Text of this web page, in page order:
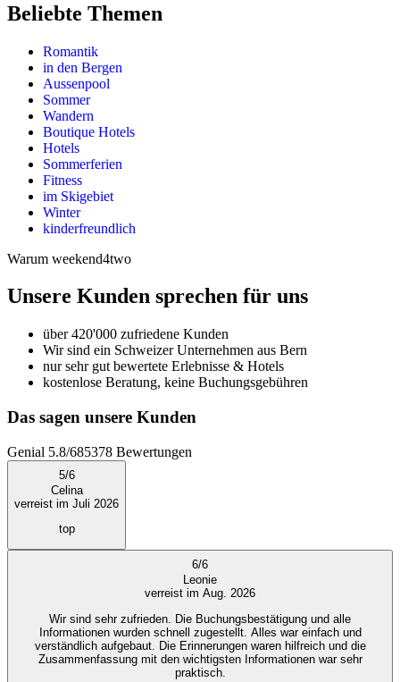
Beliebte Themen
Romantik
in den Bergen
Aussenpool
Sommer
Wandern
Boutique Hotels
Hotels
Sommerferien
Fitness
im Skigebiet
Winter
kinderfreundlich
Warum weekend4two
Unsere Kunden sprechen für uns
über 420'000 zufriedene Kunden
Wir sind ein Schweizer Unternehmen aus Bern
nur sehr gut bewertete Erlebnisse & Hotels
kostenlose Beratung, keine Buchungsgebühren
Das sagen unsere Kunden
Genial 5.8/685378 Bewertungen
5/6
Celina
verreist im Juli 2026
top
6/6
Leonie
verreist im Aug. 2026
Wir sind sehr zufrieden. Die Buchungsbestätigung und alle
Informationen wurden schnell zugestellt. Alles war einfach und
verständlich aufgebaut. Die Erinnerungen waren hilfreich und die
Zusammenfassung mit den wichtigsten Informationen war sehr
praktisch.